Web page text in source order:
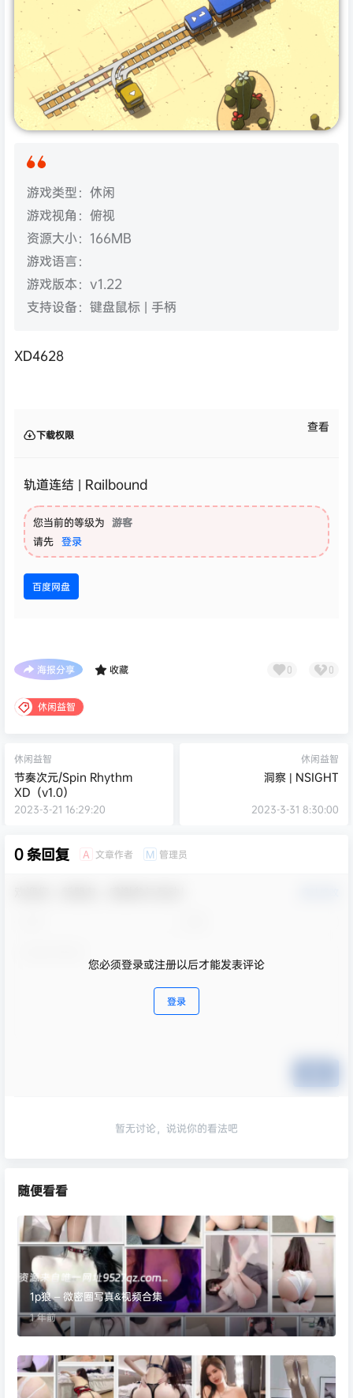
游戏类型：休闲
游戏视角：俯视
资源大小：166MB
游戏语言：
游戏版本：v1.22
支持设备：键盘鼠标 | 手柄
XD4628
下载权限
查看
轨道连结 | Railbound
您当前的等级为 游客
请先 登录
百度网盘
海报分享 收藏 0 0
休闲益智
休闲益智
节奏次元/Spin Rhythm
XD（v1.0）
2023-3-21 16:29:20
休闲益智
洞察 | NSIGHT
2023-3-31 8:30:00
0 条回复 A 文章作者 M 管理员
您必须登录或注册以后才能发表评论
登录
暂无讨论，说说你的看法吧
随便看看
1p狼 – 微密圈写真&视频合集
1 年前